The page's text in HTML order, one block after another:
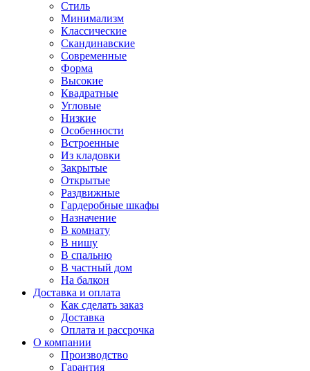
Стиль
Минимализм
Классические
Скандинавские
Современные
Форма
Высокие
Квадратные
Угловые
Низкие
Особенности
Встроенные
Из кладовки
Закрытые
Открытые
Раздвижные
Гардеробные шкафы
Назначение
В комнату
В нишу
В спальню
В частный дом
На балкон
Доставка и оплата
Как сделать заказ
Доставка
Оплата и рассрочка
О компании
Производство
Гарантия